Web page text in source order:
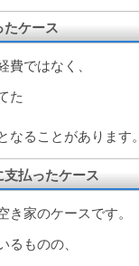
たケース
費ではなく、
た
なることがあります。
払ったケース
き家のケースです。
るものの、